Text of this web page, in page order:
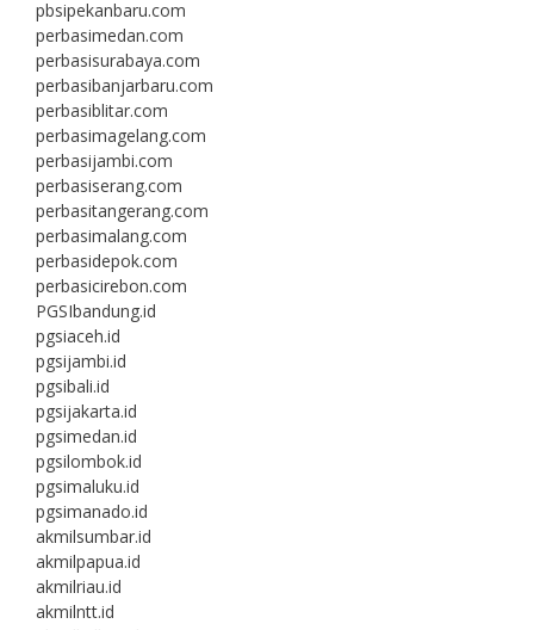
pbsipekanbaru.com
perbasimedan.com
perbasisurabaya.com
perbasibanjarbaru.com
perbasiblitar.com
perbasimagelang.com
perbasijambi.com
perbasiserang.com
perbasitangerang.com
perbasimalang.com
perbasidepok.com
perbasicirebon.com
PGSIbandung.id
pgsiaceh.id
pgsijambi.id
pgsibali.id
pgsijakarta.id
pgsimedan.id
pgsilombok.id
pgsimaluku.id
pgsimanado.id
akmilsumbar.id
akmilpapua.id
akmilriau.id
akmilntt.id